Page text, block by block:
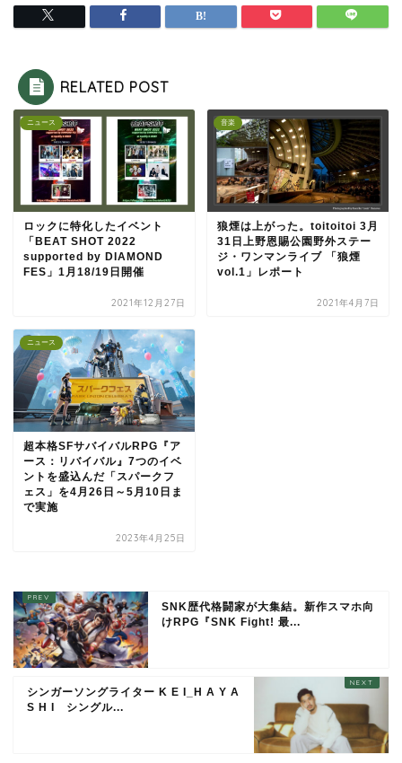
RELATED POST
ニュース
ロックに特化したイベント
「BEAT SHOT 2022
supported by DIAMOND
FES」1月18/19日開催
2021年12月27日
音楽
狼煙は上がった。toitoitoi 3月
31日上野恩賜公園野外ステー
ジ・ワンマンライブ 「狼煙
vol.1」レポート
2021年4月7日
ニュース
超本格SFサバイバルRPG『ア
ース：リバイバル』7つのイベ
ントを盛込んだ「スパークフ
ェス」を4月26日～5月10日ま
で実施
2023年4月25日
SNK歴代格闘家が大集結。新作スマホ向
けRPG『SNK Fight! 最...
シンガーソングライター K E I_H A Y A
S H I シングル...